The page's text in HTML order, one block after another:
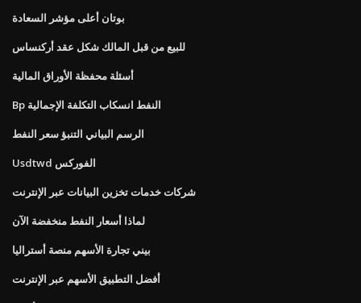
بوتان أعلى مؤشر السعادة
للبيع من قبل المالك شكل عقد أركنساس
أسئلة محفظة الأوراق المالية
Bp النفط انسكاب التكلفة الإجمالية
الرسم البياني التنبؤ سعر النفط
Usdtwd الفوركس
شركات خدمات تخزين البيانات عبر الإنترنت
لماذا أسعار النفط منخفضة الآن
بيني تجارة الأسهم منصة أستراليا
أفضل التطبيق الأسهم عبر الإنترنت